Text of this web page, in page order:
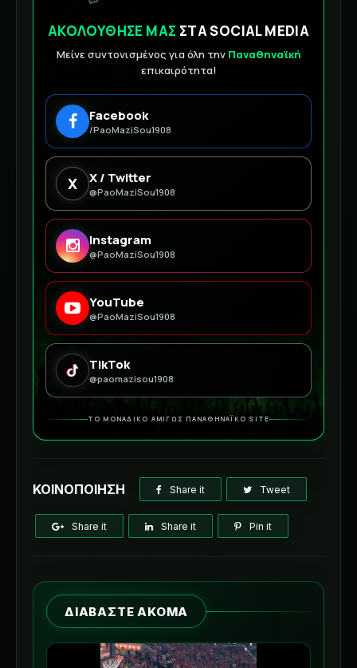
ΑΚΟΛΟΥΘΗΣΕ ΜΑΣ ΣΤΑ SOCIAL MEDIA
Μείνε συντονισμένος για όλη την Παναθηναϊκή
επικαιρότητα!
Facebook
/PaoMaziSou1908
X X / Twitter
@PaoMaziSou1908
Instagram
@PaoMaziSou1908
YouTube
@PaoMaziSou1908
TikTok
@paomazisou1908
ΤΟ ΜΟΝΑΔΙΚΟ ΑΜΙΓΩΣ ΠΑΝΑΘΗΝΑΪΚΟ SITE
ΚΟΙΝΟΠΟΙΗΣΗ Share it Tweet
Share it Share it Pin it
ΔΙΑΒΑΣΤΕ ΑΚΟΜΑ